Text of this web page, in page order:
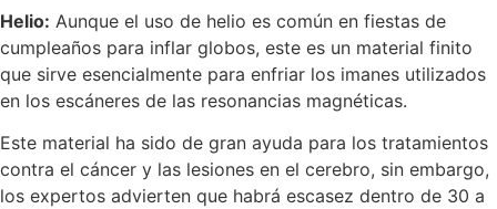
Helio: Aunque el uso de helio es común en fiestas de
cumpleaños para inflar globos, este es un material finito
que sirve esencialmente para enfriar los imanes utilizados
en los escáneres de las resonancias magnéticas.
Este material ha sido de gran ayuda para los tratamientos
contra el cáncer y las lesiones en el cerebro, sin embargo,
los expertos advierten que habrá escasez dentro de 30 a